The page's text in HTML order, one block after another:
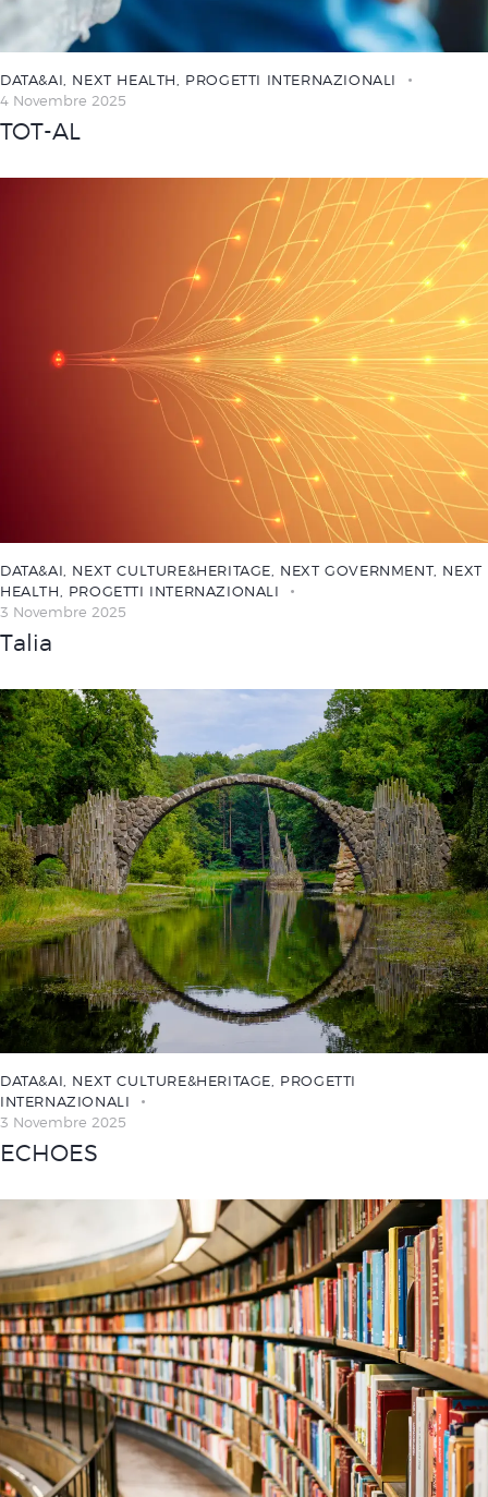
DATA&AI, NEXT HEALTH, PROGETTI INTERNAZIONALI
4 Novembre 2025
TOT-AL
DATA&AI NEXT CULTURE&HERITAGE NEXT GOVERNMENT, NEXT
HEALTH
PROGETTI INTERNAZIONALI
3 Novembre 2025
Talia
DATA&AI NEXT CULTURE&HERITAGE
PROGETTI
INTERNAZIONALI
3 Novembre 2025
ECHOES